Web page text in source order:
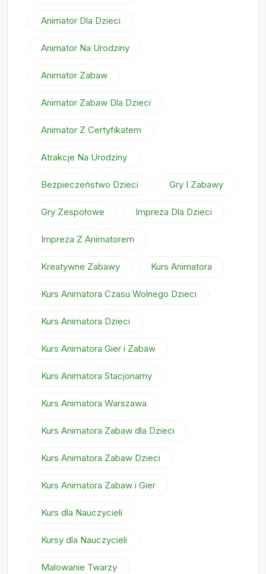
Animator Dla Dzieci
Animator Na Urodziny
Animator Zabaw
Animator Zabaw Dla Dzieci
Animator Z Certyfikatem
Atrakcje Na Urodziny
Bezpieczeństwo Dzieci Gry I Zabawy
Gry Zespołowe Impreza Dla Dzieci
Impreza Z Animatorem
Kreatywne Zabawy Kurs Animatora
Kurs Animatora Czasu Wolnego Dzieci
Kurs Animatora Dzieci
Kurs Animatora Gier i Zabaw
Kurs Animatora Stacjonarny
Kurs Animatora Warszawa
Kurs Animatora Zabaw dla Dzieci
Kurs Animatora Zabaw Dzieci
Kurs Animatora Zabaw i Gier
Kurs dla Nauczycieli
Kursy dla Nauczycieli
Malowanie Twarzy